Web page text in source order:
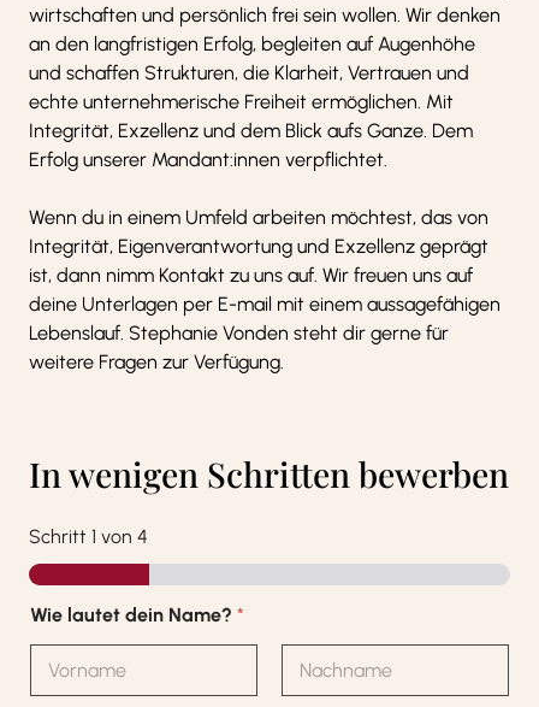
wirtschaften und persönlich frei sein wollen. Wir denken
an den langfristigen Erfolg, begleiten auf Augenhöhe
und schaffen Strukturen, die Klarheit, Vertrauen und
echte unternehmerische Freiheit ermöglichen. Mit
Integrität, Exzellenz und dem Blick aufs Ganze. Dem
Erfolg unserer Mandant:innen verpflichtet.
Wenn du in einem Umfeld arbeiten möchtest, das von
Integrität, Eigenverantwortung und Exzellenz geprägt
ist, dann nimm Kontakt zu uns auf. Wir freuen uns auf
deine Unterlagen per E-mail mit einem aussagefähigen
Lebenslauf. Stephanie Vonden steht dir gerne für
weitere Fragen zur Verfügung.
In wenigen Schritten bewerben
Schritt 1 von 4
Wie lautet dein Name? *